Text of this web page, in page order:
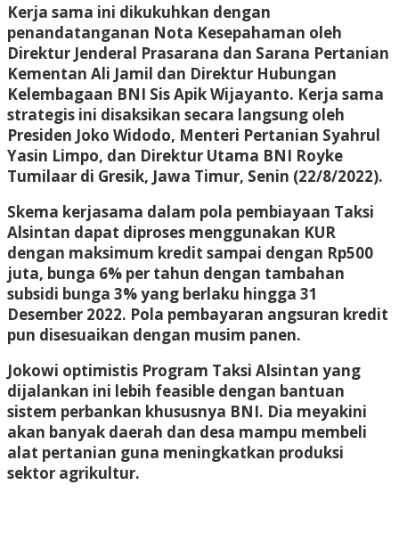
Kerja sama ini dikukuhkan dengan
penandatanganan Nota Kesepahaman oleh
Direktur Jenderal Prasarana dan Sarana Pertanian
Kementan Ali Jamil dan Direktur Hubungan
Kelembagaan BNI Sis Apik Wijayanto. Kerja sama
strategis ini disaksikan secara langsung oleh
Presiden Joko Widodo, Menteri Pertanian Syahrul
Yasin Limpo, dan Direktur Utama BNI Royke
Tumilaar di Gresik, Jawa Timur, Senin (22/8/2022).
Skema kerjasama dalam pola pembiayaan Taksi
Alsintan dapat diproses menggunakan KUR
dengan maksimum kredit sampai dengan Rp500
juta, bunga 6% per tahun dengan tambahan
subsidi bunga 3% yang berlaku hingga 31
Desember 2022. Pola pembayaran angsuran kredit
pun disesuaikan dengan musim panen.
Jokowi optimistis Program Taksi Alsintan yang
dijalankan ini lebih feasible dengan bantuan
sistem perbankan khususnya BNI. Dia meyakini
akan banyak daerah dan desa mampu membeli
alat pertanian guna meningkatkan produksi
sektor agrikultur.